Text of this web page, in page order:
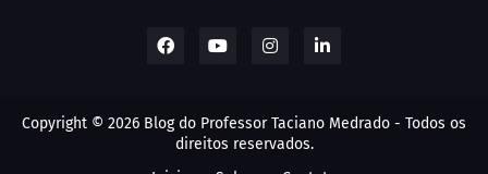
AVIAÇÃO (1)
Copyright © 2026 Blog do Professor Taciano Medrado - Todos os
direitos reservados.